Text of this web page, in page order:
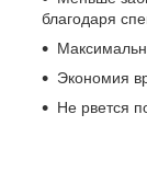
благодаря
Экономия
Не рвется